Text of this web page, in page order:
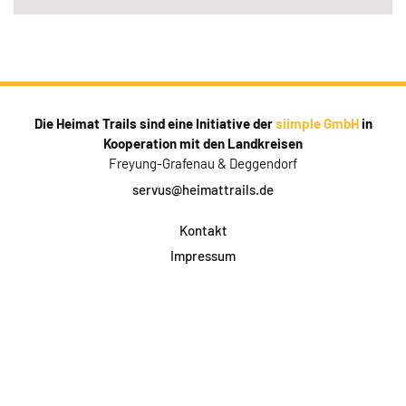
Die Heimat Trails sind eine Initiative dersiimple GmbHin
Kooperation mit den Landkreisen
Freyung-Grafenau & Deggendorf
servus@heimattrails.de
Kontakt
Impressum